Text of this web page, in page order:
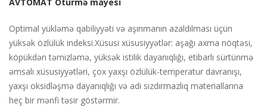
Optimal yükləmə qabiliyyəti və aşınmanın azaldılması üçün
yüksək özlülük indeksi.Xüsusi xüsusiyyətlər: aşağı axma nöqtəsi,
köpükdən təmizləmə, yüksək istilik dayanıqlığı, etibarlı sürtünmə
əmsalı xüsusiyyətləri, çox yaxşı özlülük-temperatur davranışı,
yaxşı oksidləşmə dayanıqlığı və adi sızdırmazlıq materiallarına
heç bir mənfi təsir göstərmir.